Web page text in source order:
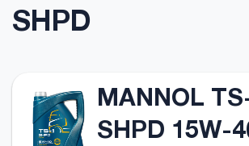
SHPD
MANNOL
SHPD 15W-